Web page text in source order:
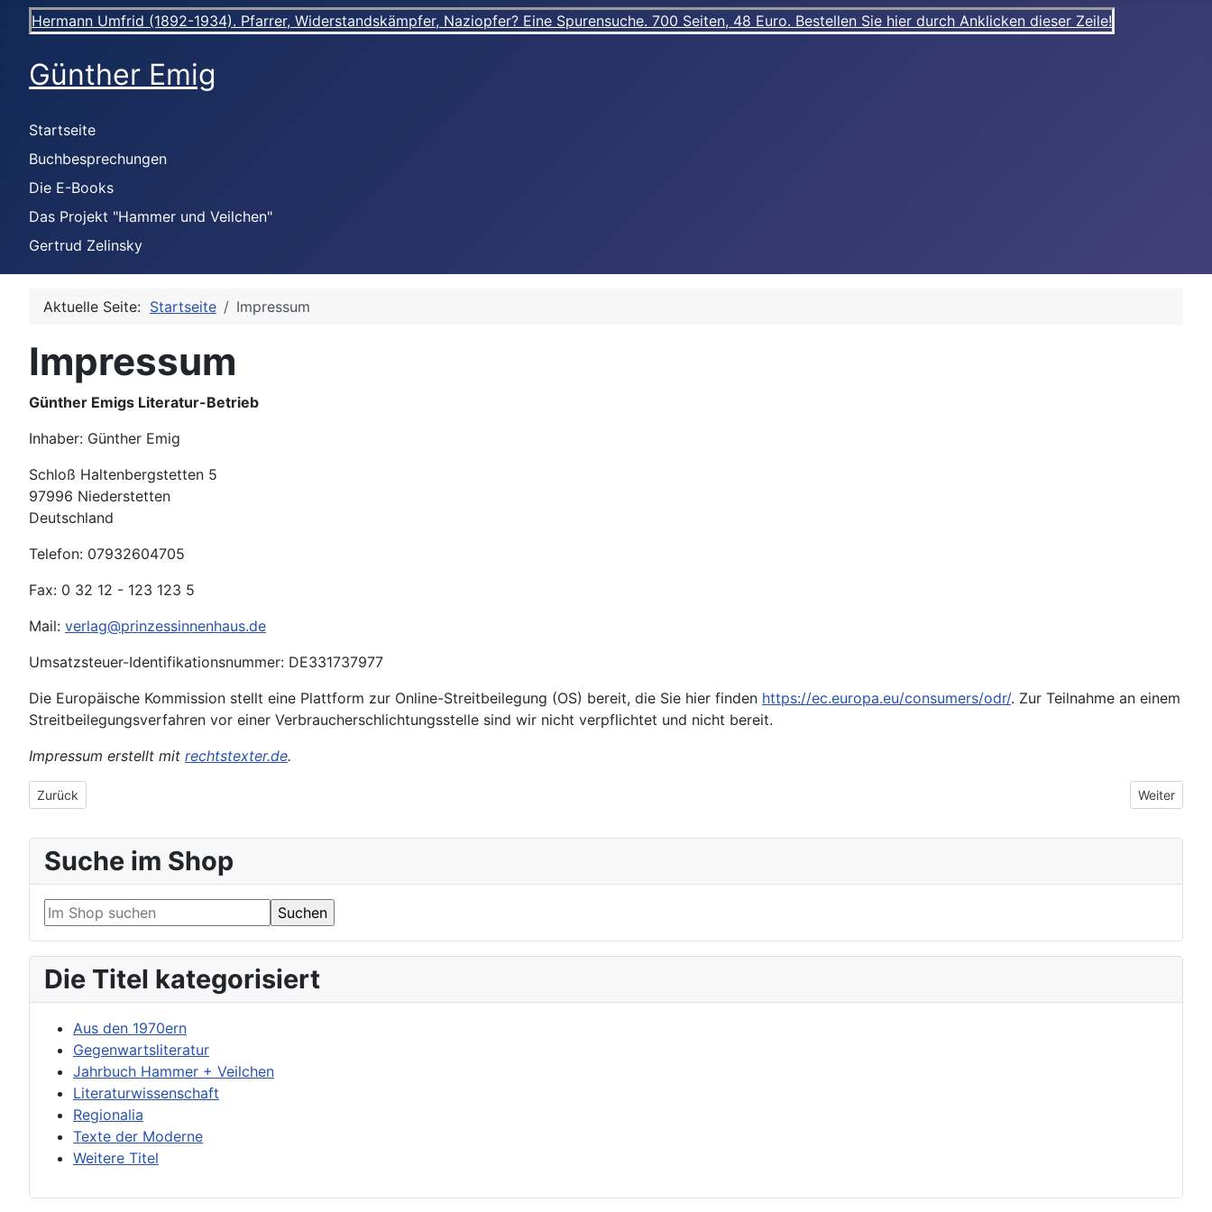
Hermann Umfrid (1892-1934). Pfarrer, Widerstandskämpfer, Naziopfer? Eine Spurensuche. 700 Seiten, 48 Euro. Bestellen Sie hier durch Anklicken dieser Zeile!
Günther Emig
Startseite
Buchbesprechungen
Die E-Books
Das Projekt "Hammer und Veilchen"
Gertrud Zelinsky
Aktuelle Seite: Startseite Impressum
Impressum
Günther Emigs Literatur-Betrieb
Inhaber: Günther Emig
Schloß Haltenbergstetten 5
97996 Niederstetten
Deutschland
Telefon: 07932604705
Fax: 0 32 12 - 123 123 5
Mail: verlag@prinzessinnenhaus.de
Umsatzsteuer-Identifikationsnummer: DE331737977
Die Europäische Kommission stellt eine Plattform zur Online-Streitbeilegung (OS) bereit, die Sie hier finden https://ec.europa.eu/consumers/odr/. Zur Teilnahme an einem
Streitbeilegungsverfahren vor einer Verbraucherschlichtungsstelle sind wir nicht verpflichtet und nicht bereit.
Impressum erstellt mit rechtstexter.de.
Vorheriger Beitrag: AGB
Zurück Nächster
Weiter
Suche im Shop
Die Titel kategorisiert
Aus den 1970ern
Gegenwartsliteratur
Jahrbuch Hammer + Veilchen
Literaturwissenschaft
Regionalia
Texte der Moderne
Weitere Titel